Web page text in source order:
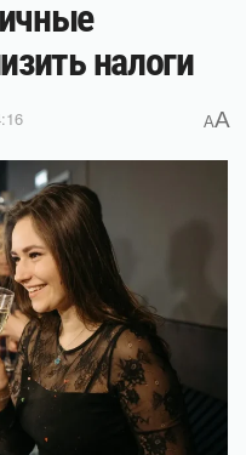
налоги
AA